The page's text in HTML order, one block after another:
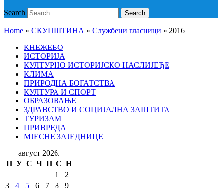
Search Search
Home » СКУПШТИНА » Службени гласници » 2016
КНЕЖЕВО
ИСТОРИЈА
КУЛТУРНО ИСТОРИЈСКО НАСЛИЈЕЂЕ
КЛИМА
ПРИРОДНА БОГАТСТВА
КУЛТУРА И СПОРТ
ОБРАЗОВАЊЕ
ЗДРАВСТВО И СОЦИЈАЛНА ЗАШТИТА
ТУРИЗАМ
ПРИВРЕДА
МЈЕСНЕ ЗАЈЕДНИЦЕ
август 2026.
П У С Ч П С Н
1
2
3
4 5 6 7 8
9